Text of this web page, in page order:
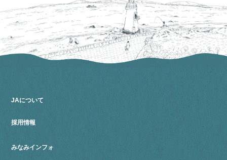
JAについて
採用情報
みなみインフォ